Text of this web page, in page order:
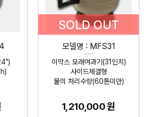
SOLD OUT
모델명 : MFS31
이막스 모래여과기(31인치)
사이드체결형
물의 처리수량(60톤미만)
1,210,000 원